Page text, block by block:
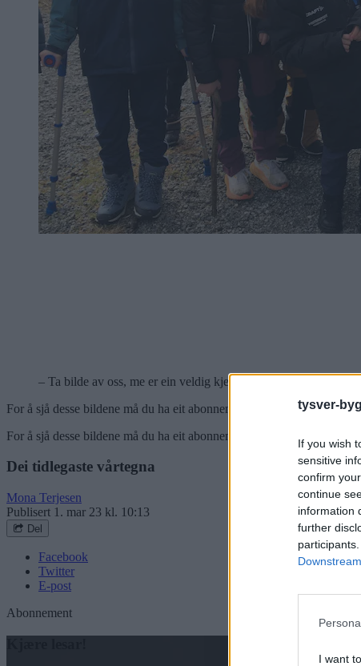
tysver-
If you wish
sensitive
confirm
continue
information
further
I want
– Ta bilde av oss, me er ein veldig kjekk gjeng, jubla desse
For å sjå desse bildene må du ha eit abonnement.
For å sjå desse bildene må du ha eit abonnement.
Dei tidlegaste vårtegna
Mona Terjesen
Publisert 1. mar 23 kl. 10:13
Del
Facebook
Twitter
E-post
Abonnement